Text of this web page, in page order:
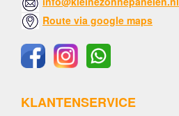
Route via google maps
KLANTENSERVICE